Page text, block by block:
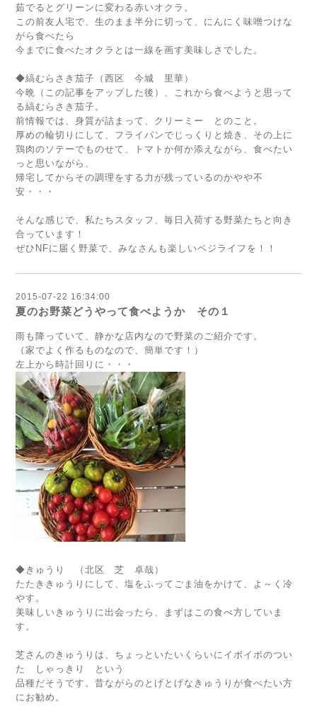
茹でるとグリーンに変わる赤いオクラ。
この前友人宅で、生のまま半分に切って、にんにく味噌つけな
がら食べたら
今までに食べたオクラとは一線を画す美味しさでした。
◆縞むらさき茄子（西区 今城 里華）
今晩（この記事をアップした後）、これから食べようと思って
る縞むらさき茄子。
前情報では、身質が詰まって、クリーミー とのこと。
厚めの輪切りにして、フライパンでじっくりと焼き、その上に
鶏肉のソテーでものせて、トマトか何か添えながら、食べたい
っと思いながら、
帰宅してからその調理をする力が残っているのかやや不
安・・・
そんな感じで、私たちスタッフ、毎日入荷する野菜たちと向き
合っています！
ぜひNFに届く野菜で、みなさんも楽しいベジライフを！！
2015-07-22 16:34:00
夏のお野菜どうやって食べようか その１
雨も降っていて、静かな店内なので野菜のご紹介です。
（家でよく作るものなので、簡単です！）
左上から時計回りに・・・
◆きゅうり （北区 芝 卓哉）
たたききゅうりにして、塩をふってごま油をかけて、よ～く冷
やす。
美味しいきゅうりに出会ったら、まずはこの食べ方していま
す。
芝さんのきゅうりは、ちょっといたいくらいにイボイボのつい
た しゃっきり という
品種だそうです。昔ながらのとげとげなきゅうりが食べたい方
にお勧め。